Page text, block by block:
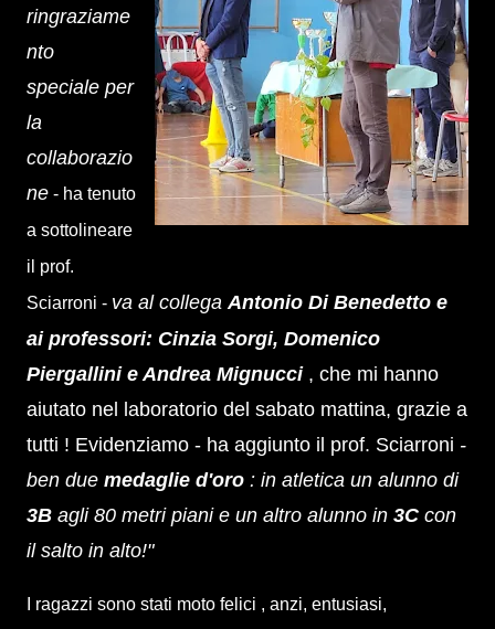
ringraziame
nto
speciale per
la
collaborazio
ne - ha tenuto
a sottolineare
il prof.
Sciarroni - va al collega Antonio Di Benedetto e
ai professori: Cinzia Sorgi, Domenico
Piergallini e Andrea Mignucci , che mi hanno
aiutato nel laboratorio del sabato mattina, grazie a
tutti ! Evidenziamo - ha aggiunto il prof. Sciarroni -
ben due medaglie d'oro : in atletica un alunno di
3B agli 80 metri piani e un altro alunno in 3C con
il salto in alto!"
I ragazzi sono stati moto felici , anzi, entusiasi,